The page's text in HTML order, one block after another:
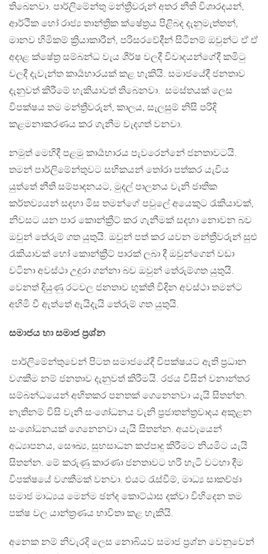
තිබෙනවා. පාර්ලිමේන්තු මන්ත්‍රීවරුන් අතර නීති විශාරදයන්,
ආර්ථික හෝ රාජ්‍ය තාන්ත්‍රික ක්ෂේත්‍රය පිළිබද දැනුමැත්තන්,
මානව හිමිකම් ක්‍රියාකාරීන්, පරිසරවේදීන් සිටීනම් ඔවුන්ට ඒ ඒ
අදාළ ක්ෂේත්‍ර සම්බන්ධ වැය ශීර්ෂ වලදී විවාදයන්ගේදී කමිටු
වලදී දැවැන්ත කාර්‍යභාරයක් කළ හැකියි. සමාජයේදී ජනතාව
දැනුවත් කිරීමේ හැකියාවත් තිබෙනවා. සමස්තයක් ලෙස
විපක්ෂය තම මන්ත්‍රීවරුන්, කාලය, සැලසුම් නිසි පරිදි
කළමනාකරණය කර ගැනීම වැදගත් වනවා.
නමුත් මෙහිදී පළමු කාර්‍යභාරය පැවරෙන්නේ ජනතාවටයි.
තමන් පාර්ලිමේන්තුවට සභිකයන් තෝරා පත්කර යැවිය
යුත්තේ නීති සම්පාදනයට, මුදල් පාලනය වැනි ජාතික
කර්තව්‍යයන් සදහා මිස තමන්ගේ පවුලේ අයෙකුට රැකියාවක්,
නිවසට යන පාර කොන්ක්‍රීට් කර ගැනීමක් සදහා නොවන බව
ඔවුන් තේරුම් ගත යුතුයි. ඔවුන් පත් කර යවන මන්ත්‍රීවරුන් සුළු
රැකියාවක් හෝ කොන්ක්‍රීට් පාරක් ලබා දී ඔවුන්ගෙන් වඩා
වටිනා අවස්ථා උදුරා ගන්නා බව ඔවුන් තේරුම්ගත යුතුයි.
වෙනත් දියුණු රටවල ජනතාව භුක්ති විදින අවස්ථා තමන්ට
අහිමි වී ඇත්තේ ඇයිදැයි තේරුම් ගත යුතුයි.
සමාජය හා සමාජ ප්‍රශ්න
පාර්ලිමේන්තුවෙන් පිටත සමාජයේදී විපක්ෂයට ඇති ප්‍රධාන
වගකීම නම් ජනතාව දැනුවත් කිරීමයි. රජය විසින් වනාන්තර
සම්බන්ධයෙන් අහිතකර පනතක් ගෙනෙනවා යැයි සිතන්න.
නැතිනම් විසි වැනි සංශෝධනය වැනි ප්‍රජාතන්ත්‍රවාදය අකුළන
සංශෝධනයක් ගෙනෙනවා යැයි සිතන්න. අයවැයෙන්
අධ්‍යාපනය, සෞඛ්‍ය, සුභසාධන කප්පාදු කිරීමට නියමිට යැයි
සිතන්න. මේ කරුණු කාරණා ජනතාවට හරි හැටි වටහා දීම
විපක්ෂයේ වගකීමක් වනවා. එයට රැස්වීම්, මාධ්‍ය සාකච්ඡා
සමාජ මාධ්‍යය මෙන්ම ඡන්ද කොට්ඨාස දක්වා විහිදෙන තම
පක්ෂ වල යාන්ත්‍රණය භාවිතා කළ හැකියි.
අනෙක නම් නිවැරදි ලෙස නොබියව සමාජ ප්‍රශ්න වෙනුවෙන්